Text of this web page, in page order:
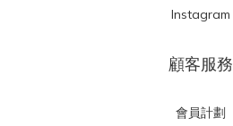
Instagram
顧客服務
會員計劃